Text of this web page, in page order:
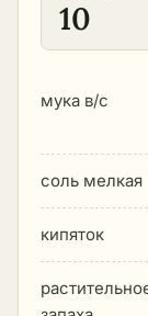
10
мука в/с
соль мелкая
кипяток